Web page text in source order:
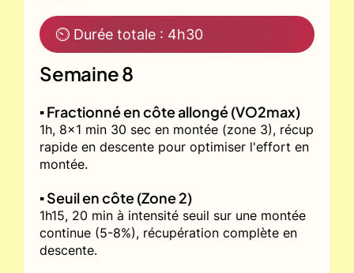
⏲ Durée totale : 4h30
Semaine 8
▪️ Fractionné en côte allongé (VO2max)
1h, 8x1 min 30 sec en montée (zone 3), récup
rapide en descente pour optimiser l'effort en
montée.
▪️ Seuil en côte (Zone 2)
1h15, 20 min à intensité seuil sur une montée
continue (5-8%), récupération complète en
descente.